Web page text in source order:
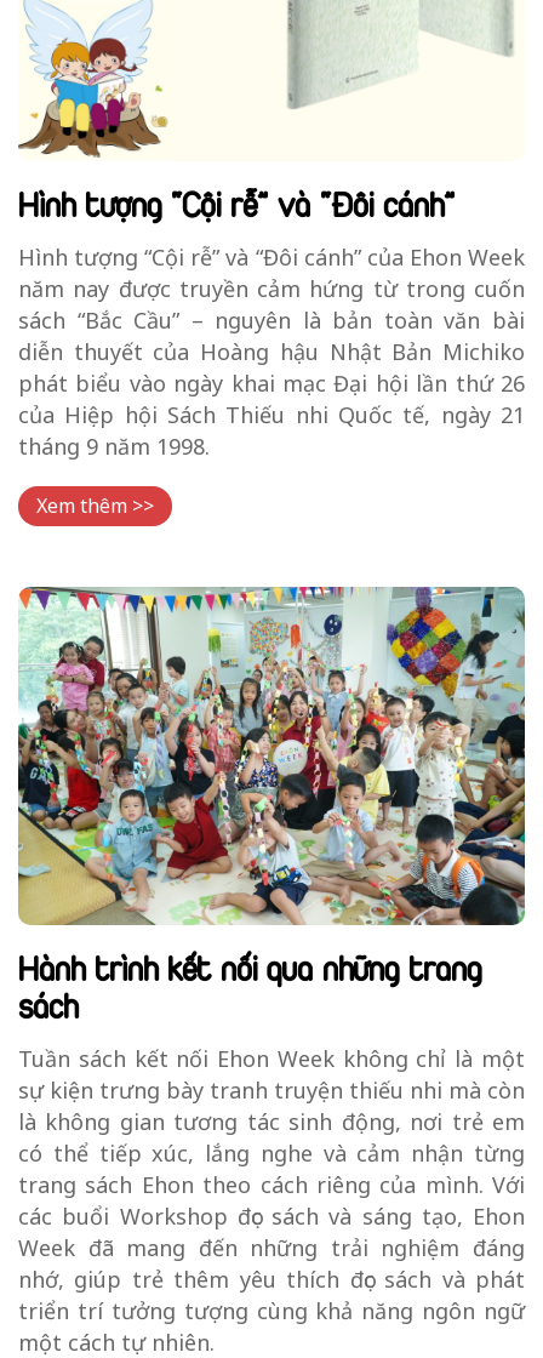
Hình tượng “Cội rễ” và “Đôi cánh”
Hình tượng “Cội rễ” và “Đôi cánh” của Ehon Week
năm nay được truyền cảm hứng từ trong cuốn
sách “Bắc Cầu” – nguyên là bản toàn văn bài
diễn thuyết của Hoàng hậu Nhật Bản Michiko
phát biểu vào ngày khai mạc Đại hội lần thứ 26
của Hiệp hội Sách Thiếu nhi Quốc tế, ngày 21
tháng 9 năm 1998.
Xem thêm >>
Hành trình kết nối qua những trang
sách
Tuần sách kết nối Ehon Week không chỉ là một
sự kiện trưng bày tranh truyện thiếu nhi mà còn
là không gian tương tác sinh động, nơi trẻ em
có thể tiếp xúc, lắng nghe và cảm nhận từng
trang sách Ehon theo cách riêng của mình. Với
các buổi Workshop đọc sách và sáng tạo, Ehon
Week đã mang đến những trải nghiệm đáng
nhớ, giúp trẻ thêm yêu thích đọc sách và phát
triển trí tưởng tượng cùng khả năng ngôn ngữ
một cách tự nhiên.